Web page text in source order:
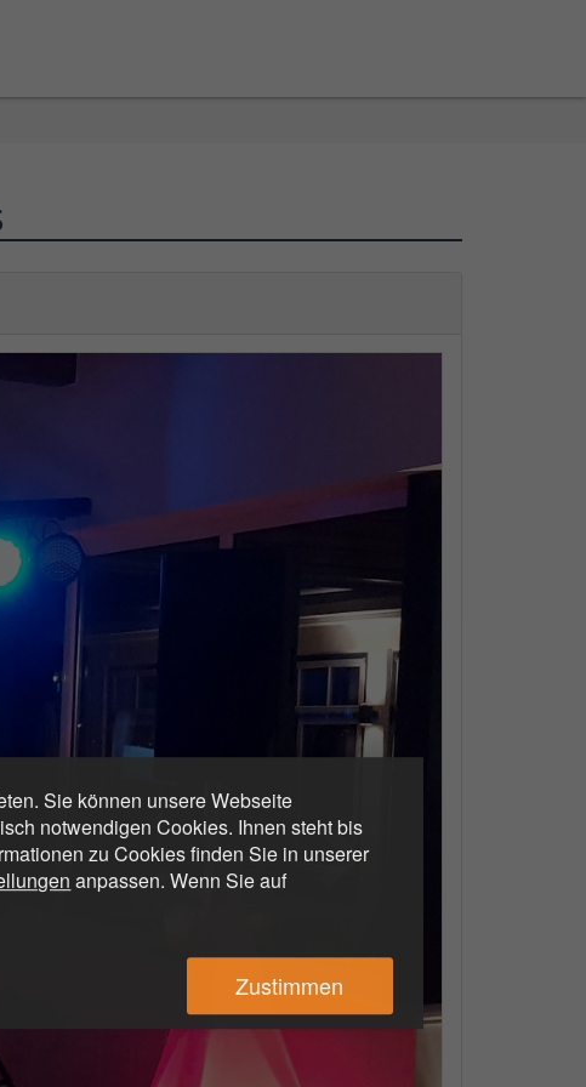
Sie können unsere Webseite
notwendigen Cookies. Ihnen steht bis
zu Cookies finden Sie in unserer
anpassen. Wenn Sie auf
Zustimmen